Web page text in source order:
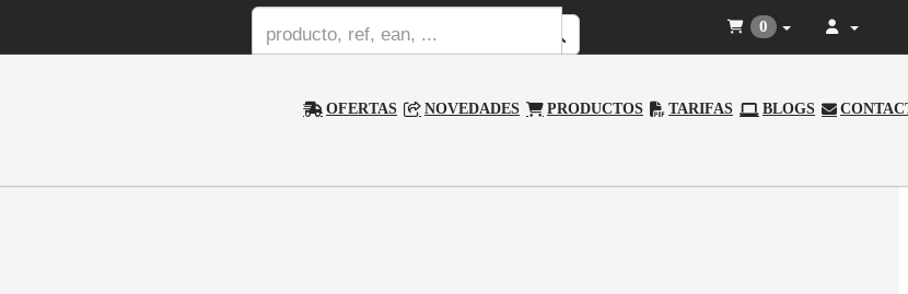
OFERTAS NOVEDADES PRODUCTOS TARIFAS BLOGS
0